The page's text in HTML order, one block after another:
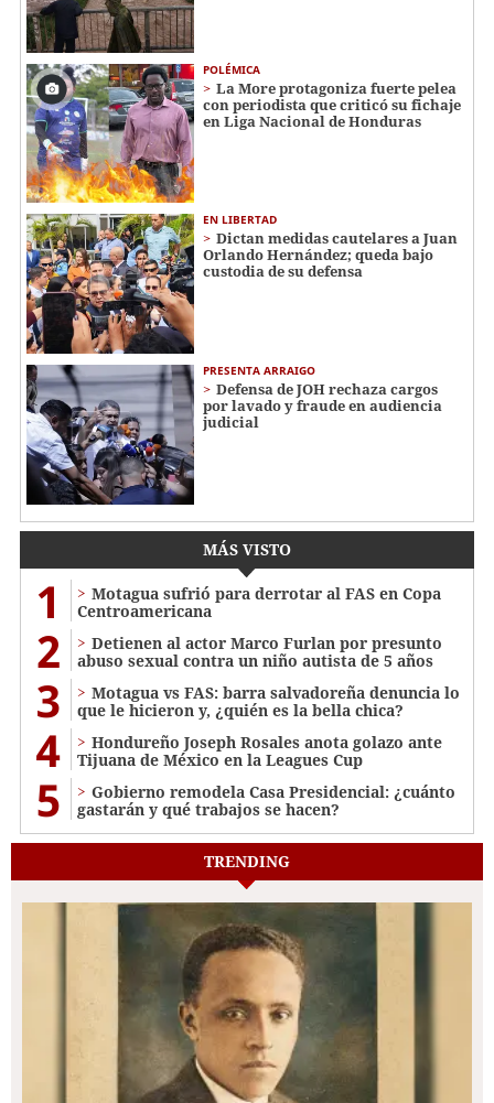
POLÉMICA
La More protagoniza fuerte pelea
con periodista que criticó su fichaje
en Liga Nacional de Honduras
EN LIBERTAD
Dictan medidas cautelares a Juan
Orlando Hernández; queda bajo
custodia de su defensa
PRESENTA ARRAIGO
Defensa de JOH rechaza cargos
por lavado y fraude en audiencia
judicial
MÁS VISTO
1
Motagua sufrió para derrotar al FAS en Copa
Centroamericana
2
Detienen al actor Marco Furlan por presunto
abuso sexual contra un niño autista de 5 años
3
Motagua vs FAS: barra salvadoreña denuncia lo
que le hicieron y, ¿quién es la bella chica?
4
Hondureño Joseph Rosales anota golazo ante
Tijuana de México en la Leagues Cup
5
Gobierno remodela Casa Presidencial: ¿cuánto
gastarán y qué trabajos se hacen?
TRENDING